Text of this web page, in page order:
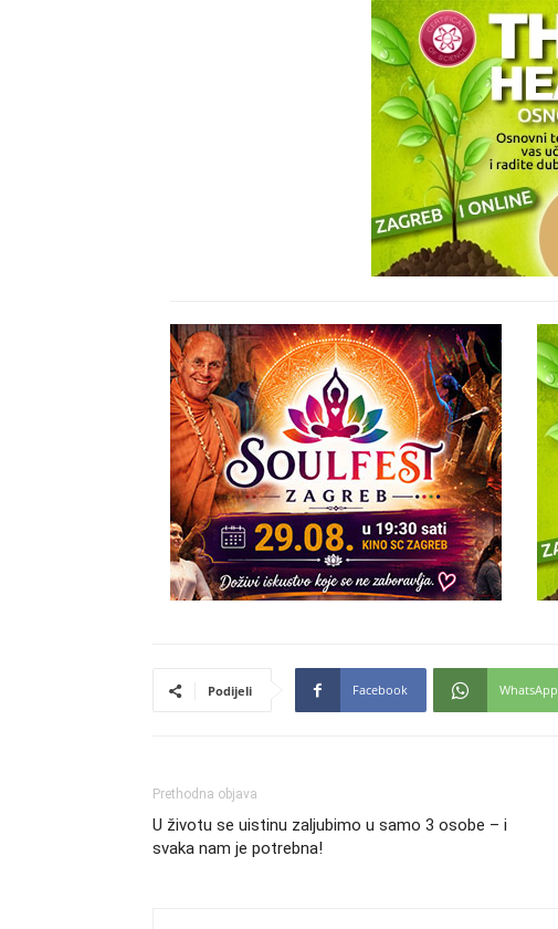
Podijeli Facebook WhatsApp
Prethodna objava
U životu se uistinu zaljubimo u samo 3 osobe – i
svaka nam je potrebna!